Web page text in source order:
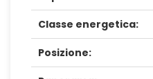
Classe energetica:
Posizione: